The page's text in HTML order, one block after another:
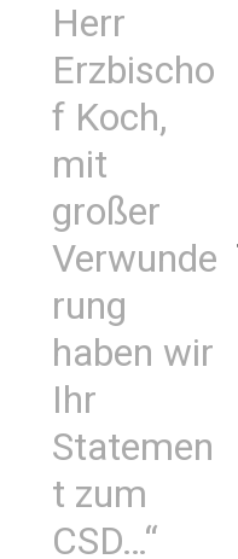
Herr
Erzbischo
f Koch,
mit
großer
Verwunde
rung
haben wir
Ihr
Statemen
t zum
CSD…“